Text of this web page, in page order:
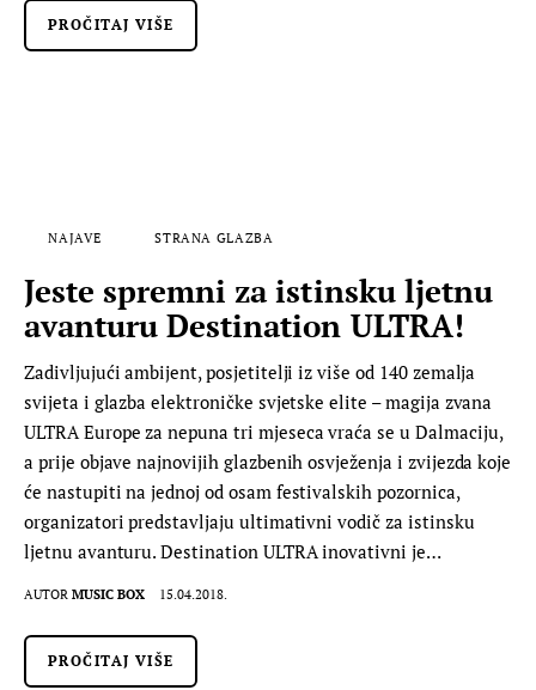
PROČITAJ VIŠE
NAJAVE STRANA GLAZBA
Jeste spremni za istinsku ljetnu
avanturu Destination ULTRA!
Zadivljujući ambijent, posjetitelji iz više od 140 zemalja
svijeta i glazba elektroničke svjetske elite – magija zvana
ULTRA Europe za nepuna tri mjeseca vraća se u Dalmaciju,
a prije objave najnovijih glazbenih osvježenja i zvijezda koje
će nastupiti na jednoj od osam festivalskih pozornica,
organizatori predstavljaju ultimativni vodič za istinsku
ljetnu avanturu. Destination ULTRA inovativni je…
AUTOR MUSIC BOX 15.04.2018.
PROČITAJ VIŠE